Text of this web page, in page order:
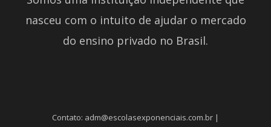
nasceu com o intuito de ajudar o mercado
do ensino privado no Brasil.
Contato: adm@escolasexponenciais.com.br |